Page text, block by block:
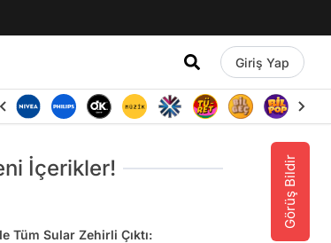
Giriş Yap
Görüş Bildir
İçerikler!
Tüm Sular Zehirli Çıktı: